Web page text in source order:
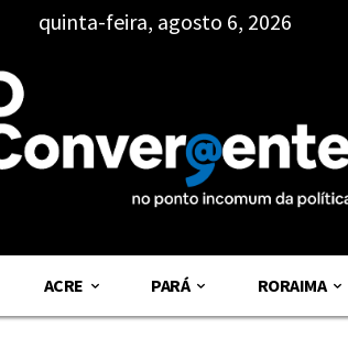
quinta-feira, agosto 6, 2026
ACRE PARÁ RORAIMA